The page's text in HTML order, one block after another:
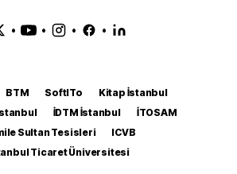
• • • •
BTM SoftITo
Kitap İstanbul
İDTM İstanbul
İTOSAM
Sultan Tesisleri
ICVB
Ticaret Üniversitesi